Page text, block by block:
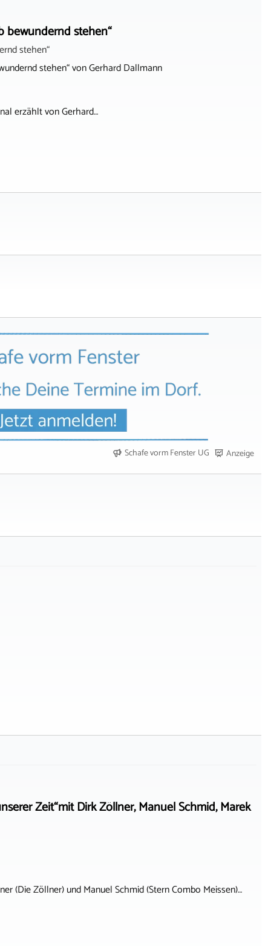
bewundernd stehen“
stehen“ von Gerhard Dallmann
erzählt von Gerhard…
Schafe vorm Fenster UG Anzeige
Zeit“mit Dirk Zöllner, Manuel Schmid, Marek
(Die Zöllner) und Manuel Schmid (Stern Combo Meissen)…